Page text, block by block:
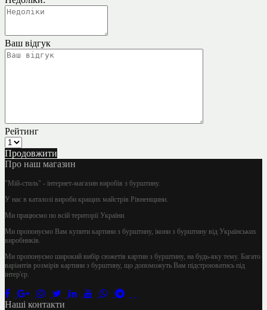
Ваш відгук
Рейтинг
Продовжити
Про наш магазин
"Мій-стиль" - інтернет-магазин виробів з бурштину.
У нас в каталозі вироби кращих майстрів Рівненщини.
Ми працюємо по всій території України.
Ми пропонуємо Вам купити картини з бурштину, ікони з бурштину від Українських
виробників.
Ми пропонуємо широкий вибір сюжетів картин з бурштину, на будь-яку тему. Багато
варіантів розмірів картини з бурштину, що допоможуть Вам підстроюватись під
інтер'єр.
Наші контакти